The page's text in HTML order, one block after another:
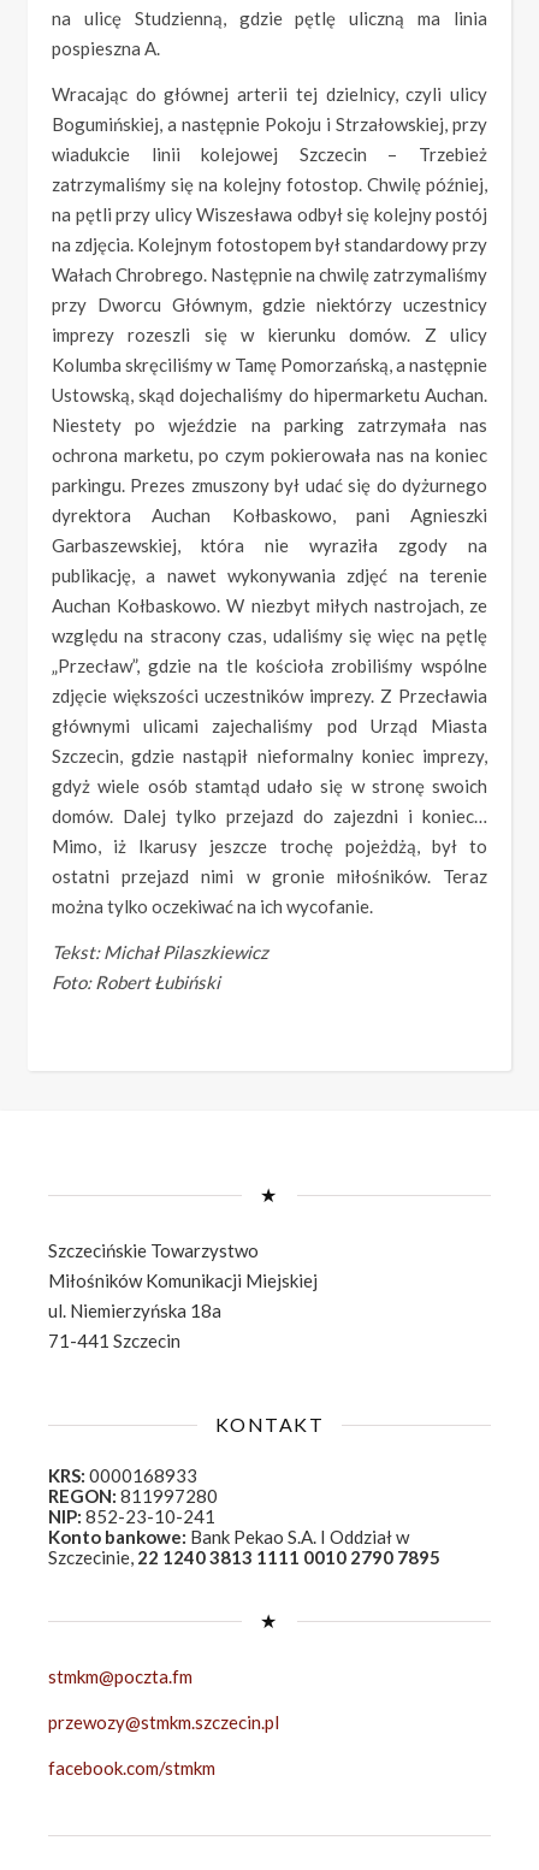
na ulicę Studzienną, gdzie pętlę uliczną ma linia
pospieszna A.
Wracając do głównej arterii tej dzielnicy, czyli ulicy
Bogumińskiej, a następnie Pokoju i Strzałowskiej, przy
wiadukcie linii kolejowej Szczecin – Trzebież
zatrzymaliśmy się na kolejny fotostop. Chwilę później,
na pętli przy ulicy Wiszesława odbył się kolejny postój
na zdjęcia. Kolejnym fotostopem był standardowy przy
Wałach Chrobrego. Następnie na chwilę zatrzymaliśmy
przy Dworcu Głównym, gdzie niektórzy uczestnicy
imprezy rozeszli się w kierunku domów. Z ulicy
Kolumba skręciliśmy w Tamę Pomorzańską, a następnie
Ustowską, skąd dojechaliśmy do hipermarketu Auchan.
Niestety po wjeździe na parking zatrzymała nas
ochrona marketu, po czym pokierowała nas na koniec
parkingu. Prezes zmuszony był udać się do dyżurnego
dyrektora Auchan Kołbaskowo, pani Agnieszki
Garbaszewskiej, która nie wyraziła zgody na
publikację, a nawet wykonywania zdjęć na terenie
Auchan Kołbaskowo. W niezbyt miłych nastrojach, ze
względu na stracony czas, udaliśmy się więc na pętlę
„Przecław”, gdzie na tle kościoła zrobiliśmy wspólne
zdjęcie większości uczestników imprezy. Z Przecławia
głównymi ulicami zajechaliśmy pod Urząd Miasta
Szczecin, gdzie nastąpił nieformalny koniec imprezy,
gdyż wiele osób stamtąd udało się w stronę swoich
domów. Dalej tylko przejazd do zajezdni i koniec…
Mimo, iż Ikarusy jeszcze trochę pojeżdżą, był to
ostatni przejazd nimi w gronie miłośników. Teraz
można tylko oczekiwać na ich wycofanie.
Tekst: Michał Pilaszkiewicz
Foto: Robert Łubiński
★
Szczecińskie Towarzystwo
Miłośników Komunikacji Miejskiej
ul. Niemierzyńska 18a
71-441 Szczecin
KONTAKT
KRS: 0000168933
REGON: 811997280
NIP: 852-23-10-241
Konto bankowe: Bank Pekao S.A. I Oddział w
Szczecinie, 22 1240 3813 1111 0010 2790 7895
★
stmkm@poczta.fm
przewozy@stmkm.szczecin.pl
facebook.com/stmkm